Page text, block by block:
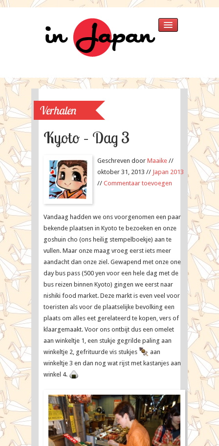
Verhalen »
Japan 2025
Japan 2018
Thailand 2015
Japan 2013
Japan 2007
Fotos
Singapore 2015
Japan 2013
Map
Travellers
Verhalen
Kyoto – Dag 3
Geschreven door Maaike //
oktober 31, 2013 // Japan 2013
// Commentaar toevoegen
Vandaag hadden we ons voorgenomen een paar
bekende plaatsen in Kyoto te bezoeken en onze
goshuin cho (ons heilig stempelboekje) aan te
vullen. Maar onze maag vroeg eerst iets meer
aandacht dan onze ziel. Gewapend met onze one
day bus pass (500 yen voor een hele dag met de
bus reizen binnen Kyoto) gingen we eerst naar
nishiki food market. Deze markt is even veel voor
toeristen als voor de plaatselijke bevolking een
plaats om alles eet gerelateerd te kopen, vers of
klaargemaakt. Voor ons ontbijt dus een omelet
aan winkeltje 1, een stukje gegrilde paling aan
winkeltje 2, gefrituurde vis stukjes
aan
winkeltje 3 en dan nog wat rijst met kastanjes aan
winkel 4.